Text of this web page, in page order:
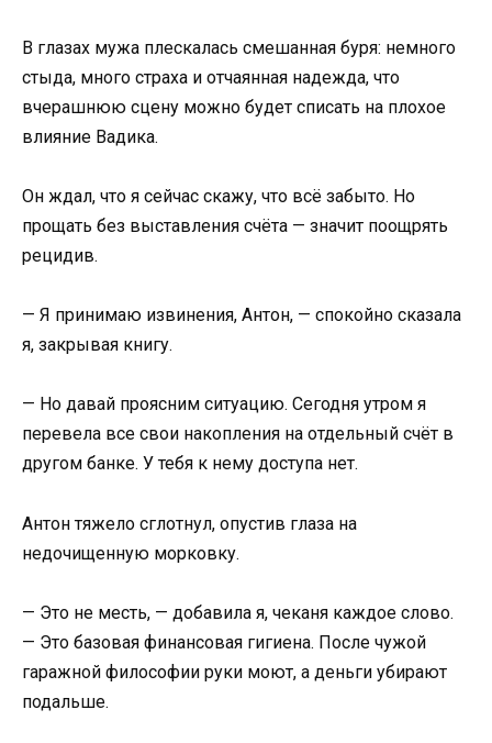
В глазах мужа плескалась смешанная буря: немного
стыда, много страха и отчаянная надежда, что
вчерашнюю сцену можно будет списать на плохое
влияние Вадика.
Он ждал, что я сейчас скажу, что всё забыто. Но
прощать без выставления счёта — значит поощрять
рецидив.
— Я принимаю извинения, Антон, — спокойно сказала
я, закрывая книгу.
— Но давай проясним ситуацию. Сегодня утром я
перевела все свои накопления на отдельный счёт в
другом банке. У тебя к нему доступа нет.
Антон тяжело сглотнул, опустив глаза на
недочищенную морковку.
— Это не месть, — добавила я, чеканя каждое слово.
— Это базовая финансовая гигиена. После чужой
гаражной философии руки моют, а деньги убирают
подальше.